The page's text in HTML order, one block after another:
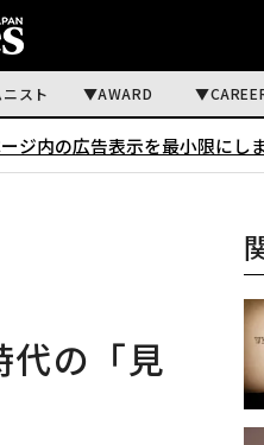
スト AWARD
ジ内の広告表示を最小限にし
代の「見